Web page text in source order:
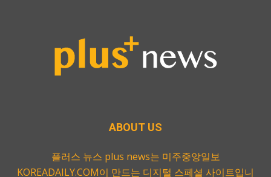
ABOUT US
플러스 뉴스 plus news는 미주중앙일보
KOREADAILY.COM이 만드는 디지털 스페셜 사이트입니